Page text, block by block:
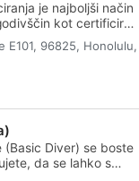
je najboljši način
kot certificiran
kombinirano z vadbo
in izkušnje, potrebne
Pridobili boste
E101, 96825, Honolulu,
(Basic Diver) se boste
da se lahko s